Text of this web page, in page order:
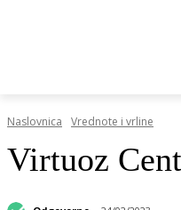
Naslovnica Vrednote i vrline
Virtuoz